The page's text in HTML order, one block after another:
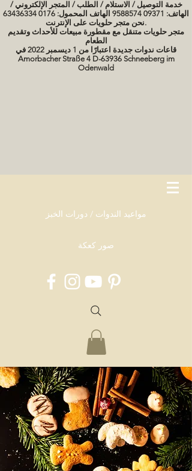
خدمة التوصيل / الاستلام / الطلب / المتجر الإلكتروني /
الهاتف: 09371 9588574 الهاتف المحمول: 0176 63436334
نحن متجر حلويات على الإنترنت.
متجر حلويات متنقل مع مقطورة مبيعات للأحداث وتقديم
الطعام
قاعات ندوات جديدة اعتبارًا من 1 ديسمبر 2022 في
Amorbacher Straße 4 D-63936 Schneeberg im
Odenwald
مواعيد الندوات / دورات الخبز
صور كعكة